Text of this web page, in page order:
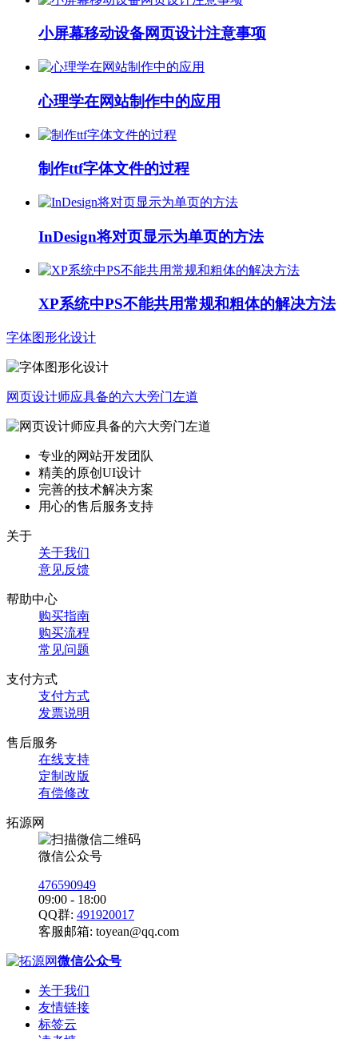
小屏幕移动设备网页设计注意事项
心理学在网站制作中的应用
制作ttf字体文件的过程
InDesign将对页显示为单页的方法
XP系统中PS不能共用常规和粗体的解决方法
字体图形化设计
网页设计师应具备的六大旁门左道
专业的网站开发团队
精美的原创UI设计
完善的技术解决方案
用心的售后服务支持
关于
关于我们
意见反馈
帮助中心
购买指南
购买流程
常见问题
支付方式
支付方式
发票说明
售后服务
在线支持
定制改版
有偿修改
拓源网
微信公众号
476590949
09:00 - 18:00
QQ群: 491920017
客服邮箱: toyean@qq.com
微信公众号
关于我们
友情链接
标签云